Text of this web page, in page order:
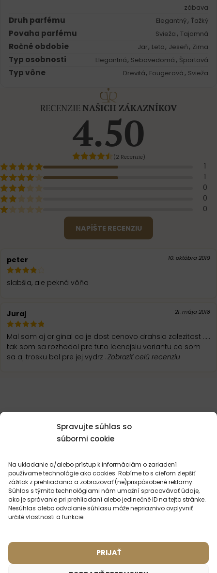
Spravujte súhlas so
súbormi cookie
Na ukladanie a/alebo prístup k informáciám o zariadení
používame technológie ako cookies. Robíme to s cieľom zlepšiť
zážitok z prehliadania a zobrazovať (ne)prispôsobené reklamy.
Súhlas s týmito technológiami nám umožní spracovávať údaje,
ako je správanie pri prehliadaní alebo jedinečné ID na tejto stránke.
Nesúhlas alebo odvolanie súhlasu môže nepriaznivo ovplyvniť
určité vlastnosti a funkcie.
PRIJAŤ
zábava
Druh parfému Elegantný, Ťažký
Povaha parfému Svieža , Tajomná
Ročné obdobie Jar, Leto, Jeseň , Zima
Typ osobnosti Elegantná, Sebavedomá , Športová
Typ vône Drevitá, Fougerová , Svieža
RECENZIE NAŠICH ZÁKAZNÍKOV
4.50
(2 Recenzie)
1
1
0
0
0
NAPÍŠTE RECENZIU
peter 10. októbra 2019
slabšia, ale pekná vôňa
Juraj 21. mája 2018
Mal som aj original co je dost cenovo drahsia zalezitost .....
tak som sa rozhodol pre tuto lacnejsiu variantu co som
sa aj trosku bal pre jej vydrz .Zobraziť celú recenziu
MOHLO BY VÁS